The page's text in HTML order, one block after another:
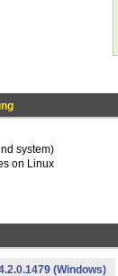
system)
on Linux
(Windows)